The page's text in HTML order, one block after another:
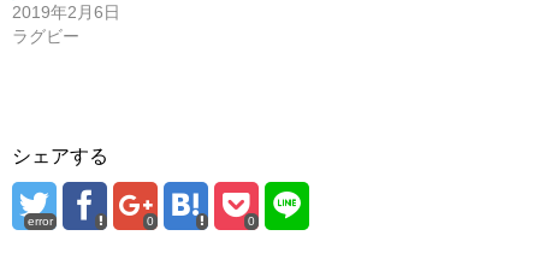
2019年2月6日
ラグビー
シェアする
error 0 0